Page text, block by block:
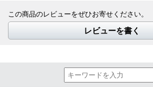
この商品のレビューをぜひお寄せください。
レビューを書く